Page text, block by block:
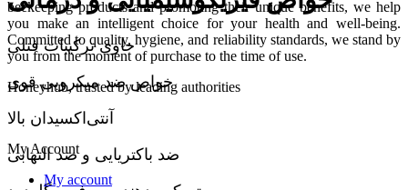
حاوی ترکیبات فنلی
خواص ضد میکروبی قوی
آنتی‌اکسیدان بالا
ضد باکتریایی و ضد التهابی
beekeeping products and promoting their unique benefits, we help
you make an intelligent choice for your health and well-being.
Committed to quality, hygiene, and reliability standards, we stand by
you from the moment of purchase to the time of use.
Honeyhub, trusted by leading authorities
My Account
My account